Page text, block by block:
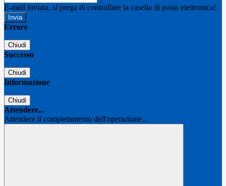
E-mail inviata, si prega di controllare la casella di posta elettronica!
Errore
Chiudi
Successo
Chiudi
Informazione
Chiudi
Attendere...
Attendere il completamento dell'operazione...